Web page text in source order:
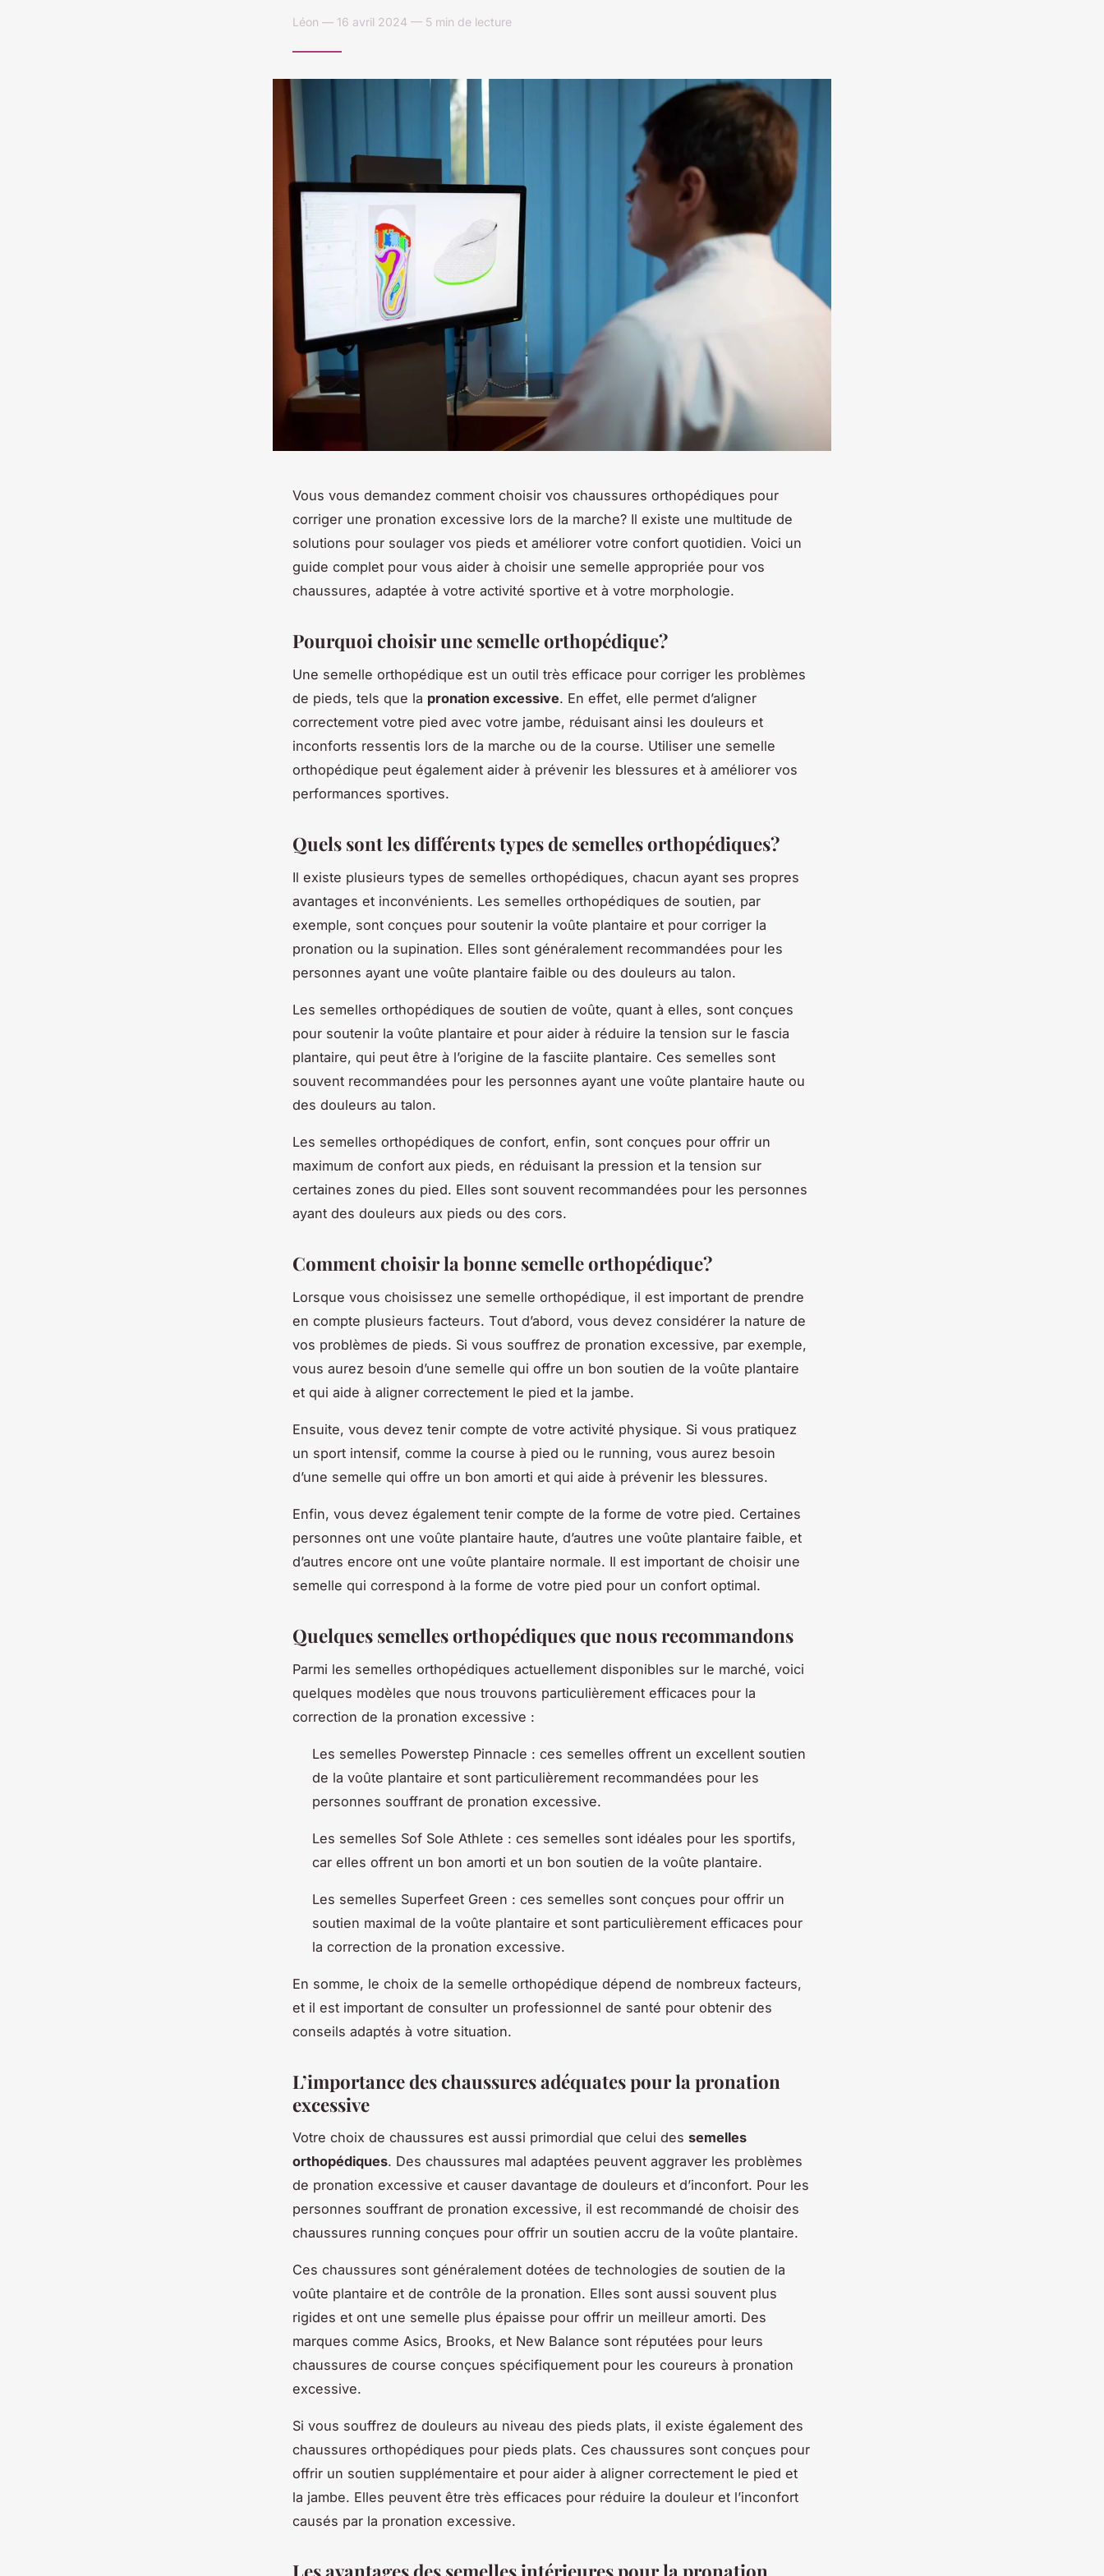
Léon — 16 avril 2024 — 5 min de lecture
Vous vous demandez comment choisir vos chaussures orthopédiques pour
corriger une pronation excessive lors de la marche? Il existe une multitude de
solutions pour soulager vos pieds et améliorer votre confort quotidien. Voici un
guide complet pour vous aider à choisir une semelle appropriée pour vos
chaussures, adaptée à votre activité sportive et à votre morphologie.
Pourquoi choisir une semelle orthopédique?
Une semelle orthopédique est un outil très efficace pour corriger les problèmes
de pieds, tels que la pronation excessive. En effet, elle permet d’aligner
correctement votre pied avec votre jambe, réduisant ainsi les douleurs et
inconforts ressentis lors de la marche ou de la course. Utiliser une semelle
orthopédique peut également aider à prévenir les blessures et à améliorer vos
performances sportives.
Quels sont les différents types de semelles orthopédiques?
Il existe plusieurs types de semelles orthopédiques, chacun ayant ses propres
avantages et inconvénients. Les semelles orthopédiques de soutien, par
exemple, sont conçues pour soutenir la voûte plantaire et pour corriger la
pronation ou la supination. Elles sont généralement recommandées pour les
personnes ayant une voûte plantaire faible ou des douleurs au talon.
Les semelles orthopédiques de soutien de voûte, quant à elles, sont conçues
pour soutenir la voûte plantaire et pour aider à réduire la tension sur le fascia
plantaire, qui peut être à l’origine de la fasciite plantaire. Ces semelles sont
souvent recommandées pour les personnes ayant une voûte plantaire haute ou
des douleurs au talon.
Les semelles orthopédiques de confort, enfin, sont conçues pour offrir un
maximum de confort aux pieds, en réduisant la pression et la tension sur
certaines zones du pied. Elles sont souvent recommandées pour les personnes
ayant des douleurs aux pieds ou des cors.
Comment choisir la bonne semelle orthopédique?
Lorsque vous choisissez une semelle orthopédique, il est important de prendre
en compte plusieurs facteurs. Tout d’abord, vous devez considérer la nature de
vos problèmes de pieds. Si vous souffrez de pronation excessive, par exemple,
vous aurez besoin d’une semelle qui offre un bon soutien de la voûte plantaire
et qui aide à aligner correctement le pied et la jambe.
Ensuite, vous devez tenir compte de votre activité physique. Si vous pratiquez
un sport intensif, comme la course à pied ou le running, vous aurez besoin
d’une semelle qui offre un bon amorti et qui aide à prévenir les blessures.
Enfin, vous devez également tenir compte de la forme de votre pied. Certaines
personnes ont une voûte plantaire haute, d’autres une voûte plantaire faible, et
d’autres encore ont une voûte plantaire normale. Il est important de choisir une
semelle qui correspond à la forme de votre pied pour un confort optimal.
Quelques semelles orthopédiques que nous recommandons
Parmi les semelles orthopédiques actuellement disponibles sur le marché, voici
quelques modèles que nous trouvons particulièrement efficaces pour la
correction de la pronation excessive :
Les semelles Powerstep Pinnacle : ces semelles offrent un excellent soutien
de la voûte plantaire et sont particulièrement recommandées pour les
personnes souffrant de pronation excessive.
Les semelles Sof Sole Athlete : ces semelles sont idéales pour les sportifs,
car elles offrent un bon amorti et un bon soutien de la voûte plantaire.
Les semelles Superfeet Green : ces semelles sont conçues pour offrir un
soutien maximal de la voûte plantaire et sont particulièrement efficaces pour
la correction de la pronation excessive.
En somme, le choix de la semelle orthopédique dépend de nombreux facteurs,
et il est important de consulter un professionnel de santé pour obtenir des
conseils adaptés à votre situation.
L’importance des chaussures adéquates pour la pronation
excessive
Votre choix de chaussures est aussi primordial que celui des semelles
orthopédiques. Des chaussures mal adaptées peuvent aggraver les problèmes
de pronation excessive et causer davantage de douleurs et d’inconfort. Pour les
personnes souffrant de pronation excessive, il est recommandé de choisir des
chaussures running conçues pour offrir un soutien accru de la voûte plantaire.
Ces chaussures sont généralement dotées de technologies de soutien de la
voûte plantaire et de contrôle de la pronation. Elles sont aussi souvent plus
rigides et ont une semelle plus épaisse pour offrir un meilleur amorti. Des
marques comme Asics, Brooks, et New Balance sont réputées pour leurs
chaussures de course conçues spécifiquement pour les coureurs à pronation
excessive.
Si vous souffrez de douleurs au niveau des pieds plats, il existe également des
chaussures orthopédiques pour pieds plats. Ces chaussures sont conçues pour
offrir un soutien supplémentaire et pour aider à aligner correctement le pied et
la jambe. Elles peuvent être très efficaces pour réduire la douleur et l’inconfort
causés par la pronation excessive.